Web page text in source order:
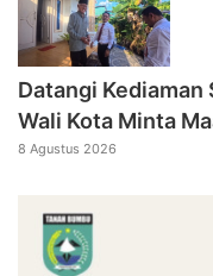
Datangi Kediaman
Wali Kota Minta
8 Agustus 2026